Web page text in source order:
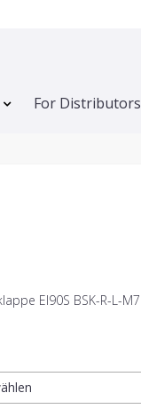
For Distributors
EI90S BSK-R-L-M7